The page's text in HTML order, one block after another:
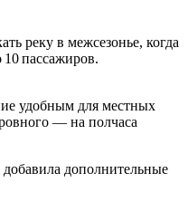
реку в межсезонье, когда
пассажиров.
удобным для местных
— на полчаса
дополнительные